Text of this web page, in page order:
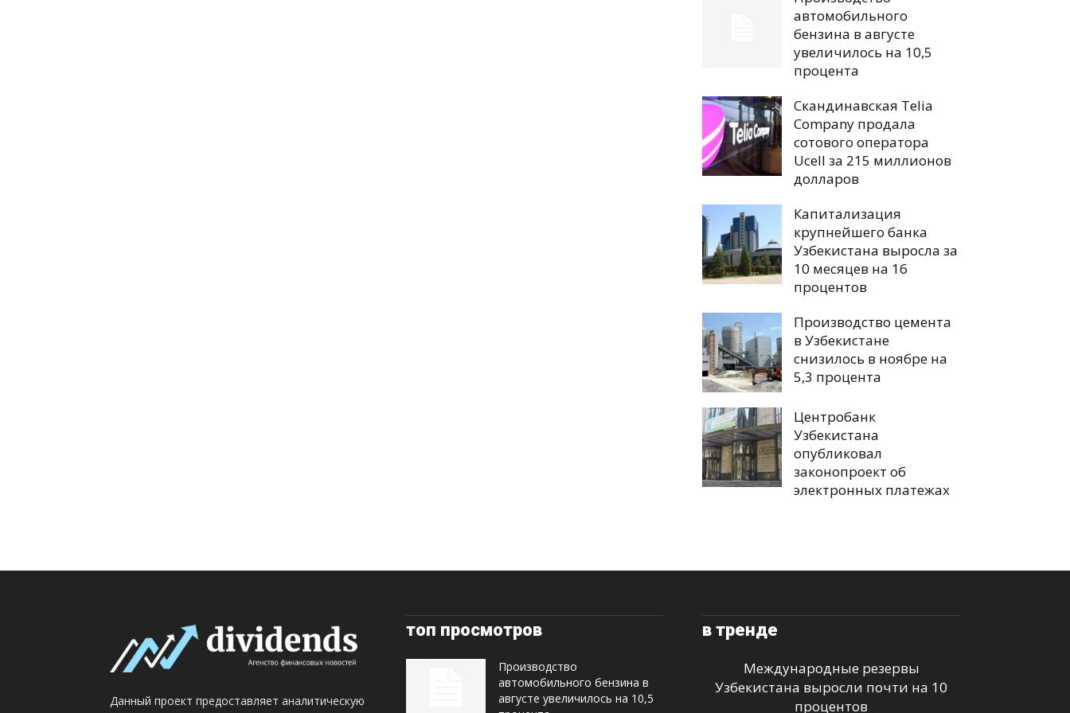
автомобильного
бензина в августе
увеличилось на 10,5
процента
Скандинавская Telia
Company продала
сотового оператора
Ucell за 215 миллионов
долларов
Капитализация
крупнейшего банка
Узбекистана выросла за
10 месяцев на 16
процентов
Производство цемента
в Узбекистане
снизилось в ноябре на
5,3 процента
Центробанк
Узбекистана
опубликовал
законопроект об
электронных платежах
Данный проект предоставляет аналитическую
топ просмотров
Производство
автомобильного бензина в
августе увеличилось на 10,5
в тренде
Международные резервы
Узбекистана выросли почти на 10
процентов